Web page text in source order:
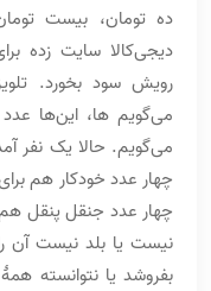
ده تومان، بیست
دیجی‌کالا سایت زده
رویش سود بخورد.
می‌گویم ها، این‌ها
می‌گویم. حالا یک نفر
چهار عدد خودکار هم
چهار عدد جنقل پنقل
بفروشد یا نتوانسته